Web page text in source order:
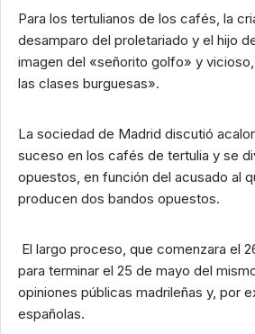
Para los tertulianos de los cafés, la
desamparo del proletariado y el hijo
imagen del «señorito golfo» y
las clases burguesas».
La sociedad de Madrid discutió
suceso en los cafés de tertulia y se
opuestos, en función del acusado al
producen dos bandos opuestos.
El largo proceso, que comenzara el
para terminar el 25 de mayo del
opiniones públicas madrileñas y, por
españolas.